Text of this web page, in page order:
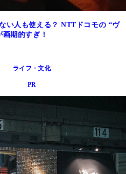
い人も使える？ NTTドコモの “ヴ
期的すぎ！
ライフ・文化
PR